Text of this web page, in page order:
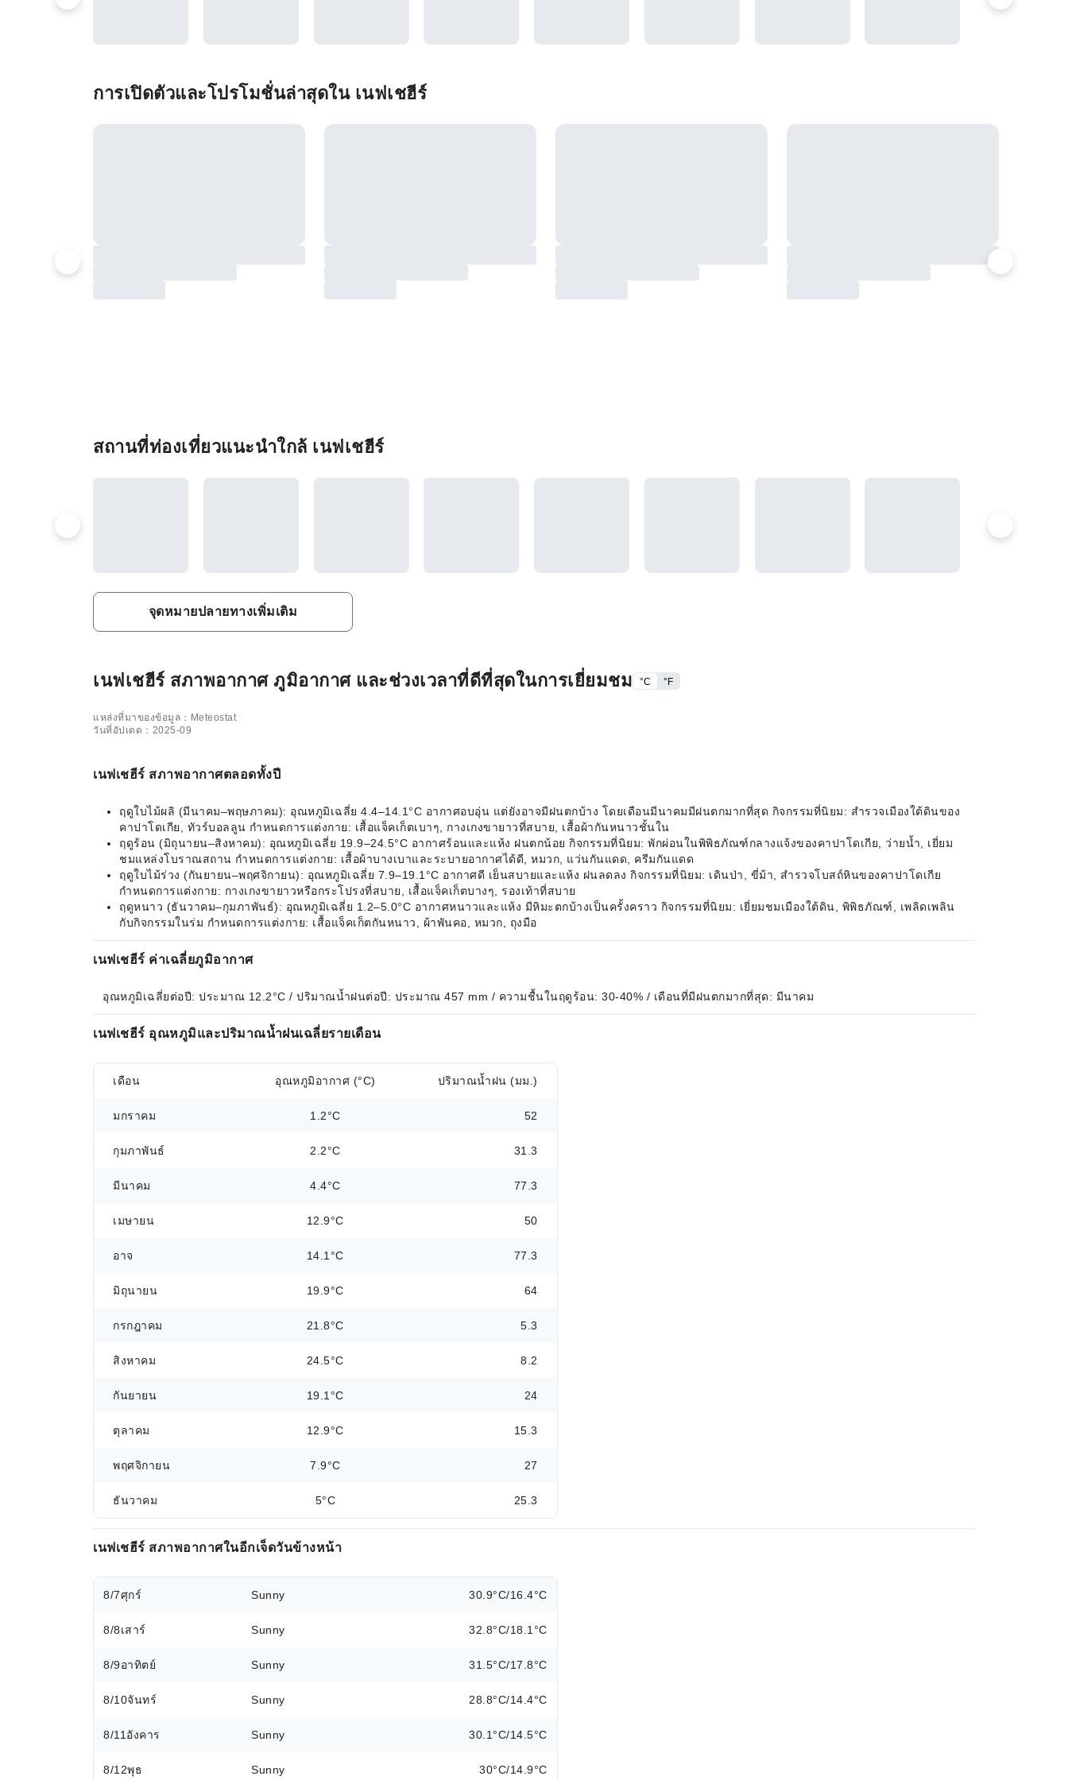
การเปิดตัวและโปรโมชั่นล่าสุดใน เนฟเชฮีร์
สถานที่ท่องเที่ยวแนะนำใกล้ เนฟเชฮีร์
จุดหมายปลายทางเพิ่มเติม
เนฟเชฮีร์ สภาพอากาศ ภูมิอากาศ และช่วงเวลาที่ดีที่สุดในการเยี่ยมชม °C °F
แหล่งที่มาของข้อมูล：Meteostat
วันที่อัปเดต：2025-09
เนฟเชฮีร์ สภาพอากาศตลอดทั้งปี
ฤดูใบไม้ผลิ (มีนาคม–พฤษภาคม): อุณหภูมิเฉลี่ย 4.4–14.1°C อากาศอบอุ่น แต่ยังอาจมีฝนตกบ้าง โดยเดือนมีนาคมมีฝนตกมากที่สุด กิจกรรมที่นิยม: สำรวจเมืองใต้ดินของ
คาปาโดเกีย, ทัวร์บอลลูน กำหนดการแต่งกาย: เสื้อแจ็คเก็ตเบาๆ, กางเกงขายาวที่สบาย, เสื้อผ้ากันหนาวชั้นใน
ฤดูร้อน (มิถุนายน–สิงหาคม): อุณหภูมิเฉลี่ย 19.9–24.5°C อากาศร้อนและแห้ง ฝนตกน้อย กิจกรรมที่นิยม: พักผ่อนในพิพิธภัณฑ์กลางแจ้งของคาปาโดเกีย, ว่ายน้ำ, เยี่ยม
ชมแหล่งโบราณสถาน กำหนดการแต่งกาย: เสื้อผ้าบางเบาและระบายอากาศได้ดี, หมวก, แว่นกันแดด, ครีมกันแดด
ฤดูใบไม้ร่วง (กันยายน–พฤศจิกายน): อุณหภูมิเฉลี่ย 7.9–19.1°C อากาศดี เย็นสบายและแห้ง ฝนลดลง กิจกรรมที่นิยม: เดินป่า, ขี่ม้า, สำรวจโบสถ์หินของคาปาโดเกีย
กำหนดการแต่งกาย: กางเกงขายาวหรือกระโปรงที่สบาย, เสื้อแจ็คเก็ตบางๆ, รองเท้าที่สบาย
ฤดูหนาว (ธันวาคม–กุมภาพันธ์): อุณหภูมิเฉลี่ย 1.2–5.0°C อากาศหนาวและแห้ง มีหิมะตกบ้างเป็นครั้งคราว กิจกรรมที่นิยม: เยี่ยมชมเมืองใต้ดิน, พิพิธภัณฑ์, เพลิดเพลิน
กับกิจกรรมในร่ม กำหนดการแต่งกาย: เสื้อแจ็คเก็ตกันหนาว, ผ้าพันคอ, หมวก, ถุงมือ
เนฟเชฮีร์ ค่าเฉลี่ยภูมิอากาศ
อุณหภูมิเฉลี่ยต่อปี: ประมาณ 12.2°C / ปริมาณน้ำฝนต่อปี: ประมาณ 457 mm / ความชื้นในฤดูร้อน: 30-40% / เดือนที่มีฝนตกมากที่สุด: มีนาคม
เนฟเชฮีร์ อุณหภูมิและปริมาณน้ำฝนเฉลี่ยรายเดือน
เดือน อุณหภูมิอากาศ (°C) ปริมาณน้ำฝน (มม.)
มกราคม 1.2°C 52
กุมภาพันธ์ 2.2°C 31.3
มีนาคม 4.4°C 77.3
เมษายน 12.9°C 50
อาจ 14.1°C 77.3
มิถุนายน 19.9°C 64
กรกฎาคม 21.8°C 5.3
สิงหาคม 24.5°C 8.2
กันยายน 19.1°C 24
ตุลาคม 12.9°C 15.3
พฤศจิกายน 7.9°C 27
ธันวาคม 5°C 25.3
เนฟเชฮีร์ สภาพอากาศในอีกเจ็ดวันข้างหน้า
8/7ศุกร์ Sunny 30.9°C/16.4°C
8/8เสาร์ Sunny 32.8°C/18.1°C
8/9อาทิตย์ Sunny 31.5°C/17.8°C
8/10จันทร์ Sunny 28.8°C/14.4°C
8/11 อังคาร Sunny 30.1°C/14.5°C
8/12พุธ Sunny 30°C/14.9°C